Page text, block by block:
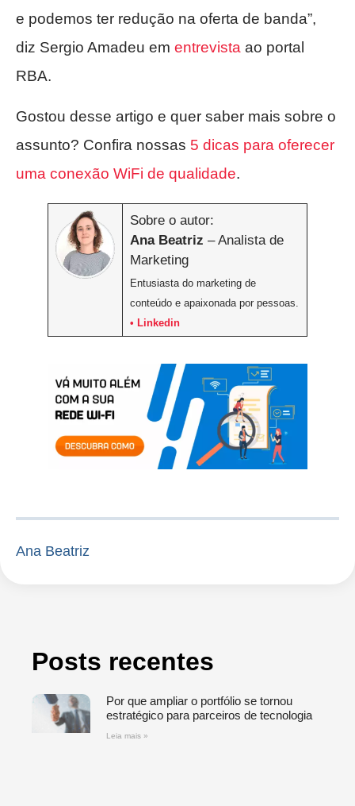
e podemos ter redução na oferta de banda”,
diz Sergio Amadeu em entrevista ao portal
RBA.
Gostou desse artigo e quer saber mais sobre o
assunto? Confira nossas 5 dicas para oferecer
uma conexão WiFi de qualidade.
Sobre o autor:
Ana Beatriz – Analista de
Marketing
Entusiasta do marketing de
conteúdo e apaixonada por pessoas.
• Linkedin
Ana Beatriz
Posts recentes
Por que ampliar o portfólio se tornou
estratégico para parceiros de tecnologia
Leia mais »